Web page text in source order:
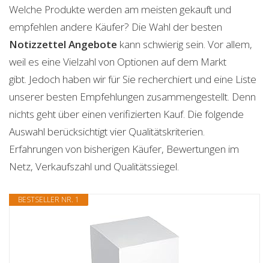
Welche Produkte werden am meisten gekauft und
empfehlen andere Käufer? Die Wahl der besten
Notizzettel Angebote kann schwierig sein. Vor allem,
weil es eine Vielzahl von Optionen auf dem Markt
gibt. Jedoch haben wir für Sie recherchiert und eine Liste
unserer besten Empfehlungen zusammengestellt. Denn
nichts geht über einen verifizierten Kauf. Die folgende
Auswahl berücksichtigt vier Qualitätskriterien.
Erfahrungen von bisherigen Käufer, Bewertungen im
Netz, Verkaufszahl und Qualitätssiegel.
BESTSELLER NR. 1